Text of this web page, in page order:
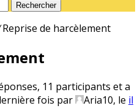
Rechercher
Reprise de harcèlement
11 participants et a
fois par
Aria10, le il